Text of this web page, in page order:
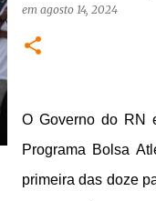
em agosto 14, 2024
O Governo do RN
Programa Bolsa
primeira das doze